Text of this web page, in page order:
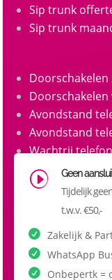
Sip trunk
Sip trunk
Doorschakelen
Avondstand
Avondstand
Wachtrij
Call queue
Belgroepen
Belgroep
I Geen
Tijdelijk
t.w.v. €50,-
Zakelijk &
WhatsApp
Onbepertk =